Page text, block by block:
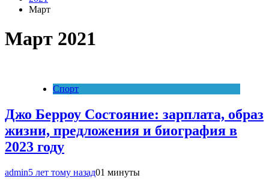
Март
Март 2021
Спорт
Джо Берроу Состояние: зарплата, образ
жизни, предложения и биография в
2023 году
admin5 лет тому назад01 минуты